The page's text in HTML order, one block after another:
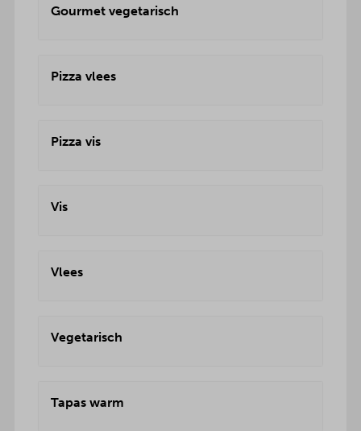
Gourmet vegetarisch
Pizza vlees
Pizza vis
Vis
Vlees
Vegetarisch
Tapas warm